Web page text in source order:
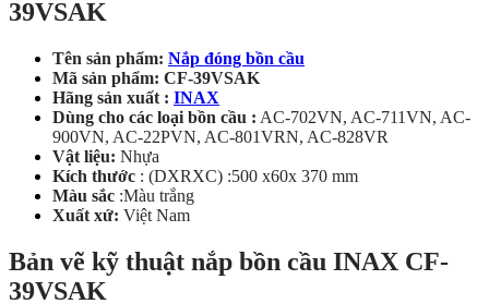
39VSAK
Tên sản phẩm: Nắp đóng bồn cầu
Mã sản phẩm: CF-39VSAK
Hãng sản xuất : INAX
Dùng cho các loại bồn cầu : AC-702VN, AC-711VN, AC-
900VN, AC-22PVN, AC-801VRN, AC-828VR
Vật liệu: Nhựa
Kích thước : (DXRXC) :500 x60x 370 mm
Màu sắc :Màu trắng
Xuất xứ: Việt Nam
Bản vẽ kỹ thuật nắp bồn cầu INAX CF-
39VSAK